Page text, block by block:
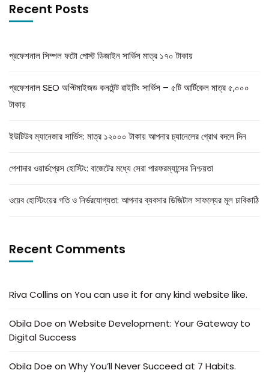
Recent Posts
প্রফেশনাল সিম্পল ফটো পোস্ট ডিজাইন সার্ভিস মাত্র ১৭০ টাকায়
প্রফেশনাল SEO অপ্টিমাইজড কনটেন্ট রাইটিং সার্ভিস – ৫টি আর্টিকেল মাত্র ৫,০০০
টাকায়
ইউটিউব ম্যানেজার সার্ভিস: মাত্র ১২০০০ টাকায় আপনার চ্যানেলের গ্রোথ বদলে দিন
পেশাদার ওয়ার্ডপ্রেস হোস্টিং: বাজেটের মধ্যে সেরা পারফরম্যান্সের নিশ্চয়তা
ওয়েব হোস্টিংয়ের গতি ও নির্ভরযোগ্যতা: আপনার ব্যবসার ডিজিটাল সাফল্যের মূল চাবিকাঠি
Recent Comments
Riva Collins on You can use it for any kind website like.
Obila Doe on Website Development: Your Gateway to
Digital Success
Obila Doe on Why You’ll Never Succeed at 7 Habits.